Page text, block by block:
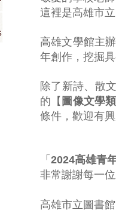
這裡是高雄市
高雄文學館主
年創作， 挖掘
除了新詩、散
的【 圖像文學類
條件，歡迎有
「 2024高雄青
非常謝謝每一
高雄市立圖書